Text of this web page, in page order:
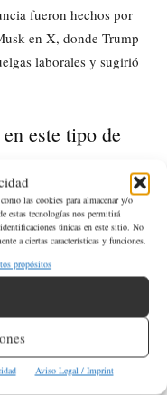
las cookies para almacenar y/o
estas tecnologías nos permitirá
únicas en este sitio. No
a ciertas características y funciones.
propósitos
Aviso Legal / Imprint
fueron hechos por
en X, donde Trump
laborales y sugirió
en este tipo de
y sus
Sin embargo, una
para movilizar a
contraTrump y
USA